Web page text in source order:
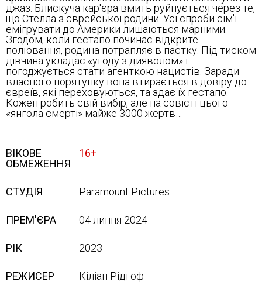
джаз. Блискуча кар'єра вмить руйнується через те,
що Стелла з єврейської родини. Усі спроби сім'ї
емігрувати до Америки лишаються марними.
Згодом, коли гестапо починає відкрите
полювання, родина потрапляє в пастку. Під тиском
дівчина укладає «угоду з дияволом» і
погоджується стати агенткою нацистів. Заради
власного порятунку вона втирається в довіру до
євреїв, які переховуються, та здає їх гестапо.
Кожен робить свій вибір, але на совісті цього
«янгола смерті» майже 3000 жертв…
ВІКОВЕ
ОБМЕЖЕННЯ
16+
СТУДІЯ Paramount Pictures
ПРЕМ'ЄРА 04 липня 2024
РІК 2023
РЕЖИСЕР Кіліан Рідгоф